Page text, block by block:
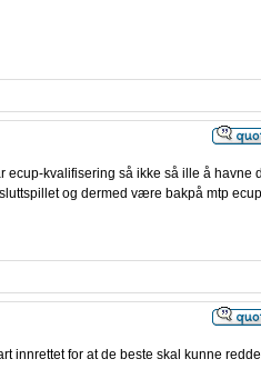
ecup-kvalifisering så ikke så ille å havne
og dermed være bakpå mtp ecup
innrettet for at de beste skal kunne redde